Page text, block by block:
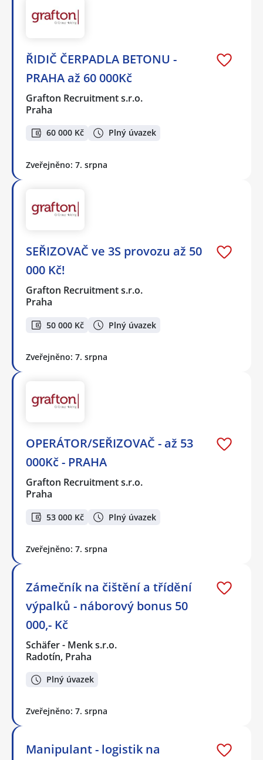
ŘIDIČ ČERPADLA BETONU -
PRAHA až 60 000Kč
Grafton Recruitment s.r.o.
Praha
60 000 Kč Plný úvazek
Zveřejněno: 7. srpna
SEŘIZOVAČ ve 3S provozu až 50
000 Kč!
Grafton Recruitment s.r.o.
Praha
50 000 Kč Plný úvazek
Zveřejněno: 7. srpna
OPERÁTOR/SEŘIZOVAČ - až 53
000Kč - PRAHA
Grafton Recruitment s.r.o.
Praha
53 000 Kč Plný úvazek
Zveřejněno: 7. srpna
Zámečník na čištění a třídění
výpalků - náborový bonus 50
000,- Kč
Schäfer - Menk s.r.o.
Radotín, Praha
Plný úvazek
Zveřejněno: 7. srpna
Manipulant - logistik na